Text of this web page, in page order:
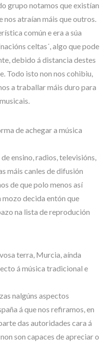
grupo notamos que existían
nos atraían máis que outros.
común e era a súa
celtas´, algo que pode
debido á distancia destes
Todo isto non nos cohibiu,
a traballar máis duro para
de achegar a música
ensino, radios, televisións,
máis canles de difusión
de que polo menos así
mozo decida entón que
na lista de reprodución
vosa terra, Murcia, aínda
á música tradicional e
nalgúns aspectos
á que nos refiramos, en
das autoridades cara á
son capaces de apreciar o